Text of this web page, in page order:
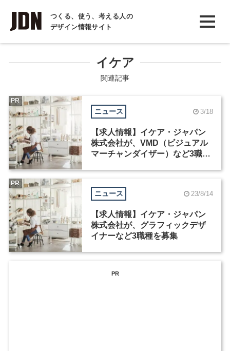
つくる、使う、考える人の
デザイン情報サイト
INTERVIEW
インタビュー
COLUMN
コラム
イケア
関連記事
ニュース 3/18
【求人情報】イケア・ジャパン
株式会社が、VMD（ビジュアル
マーチャンダイザー）など3職種
PR
ニュース 23/8/14
【求人情報】イケア・ジャパン
株式会社が、グラフィックデザ
イナーなど3職種を募集
PR
PR